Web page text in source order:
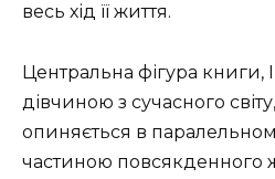
весь хід її життя.
Центральна фігура книги,
дівчиною з сучасного
опиняється в
частиною повсякденного